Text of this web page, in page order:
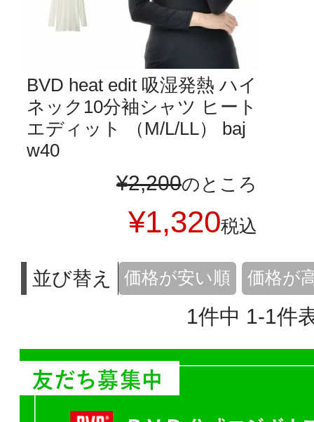
BVD heat edit 吸湿発熱 ハイ
ネック10分袖シャツ ヒート
エディット （M/L/LL） baj
w40
¥2,200のところ
¥1,320税込
並び替え 価格が安い順 価格が
1件中 1-1件